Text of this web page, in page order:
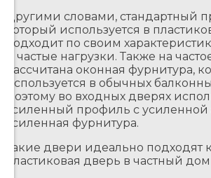
Другими словами, стандартный
который используется в
подходит по своим
и частые нагрузки. Также на
рассчитана оконная фурнитура,
используется в обычных
Поэтому во входных дверях
усиленный профиль с
усиленная фурнитура.
Такие двери идеально подходят
пластиковая дверь в частный